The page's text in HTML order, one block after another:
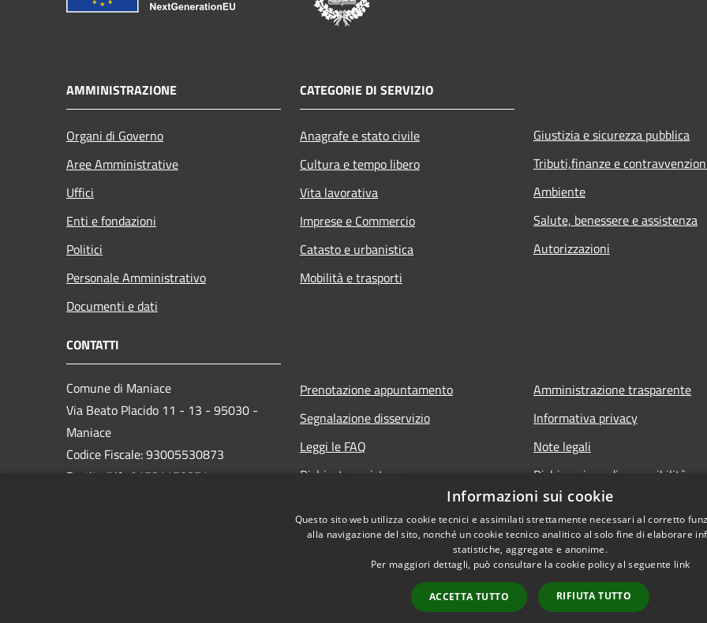
AMMINISTRAZIONE
Organi di Governo
Aree Amministrative
Uffici
Enti e fondazioni
Politici
Personale Amministrativo
Documenti e dati
CATEGORIE DI SERVIZIO
Anagrafe e stato civile
Cultura e tempo libero
Vita lavorativa
Imprese e Commercio
Catasto e urbanistica
Mobilità e trasporti
Giustizia e sicurezza pubblica
Tributi,finanze e
Ambiente
Salute, benessere e assistenza
Autorizzazioni
CONTATTI
Comune di Maniace
Via Beato Placido 11 - 13 - 95030 -
Maniace
Codice Fiscale: 93005530873
Partita IVA: 01781170871
Prenotazione appuntamento
Segnalazione disservizio
Leggi le FAQ
Richiesta assistenza
Amministrazione trasparente
Informativa privacy
Note legali
Dichiarazione di accessibilità
Informazioni sui cookie
Questo sito web utilizza cookie tecnici e assimilati strettamente necessari al corretto
alla navigazione del sito, nonché un cookie tecnico analitico al solo fine di elaborare
statistiche, aggregate e anonime.
Per maggiori dettagli, può consultare la cookie policy al seguente link
ACCETTA TUTTO RIFIUTA TUTTO